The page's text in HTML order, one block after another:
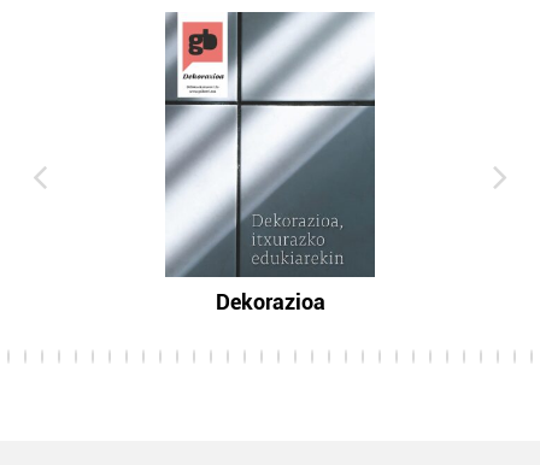
Dekorazioa